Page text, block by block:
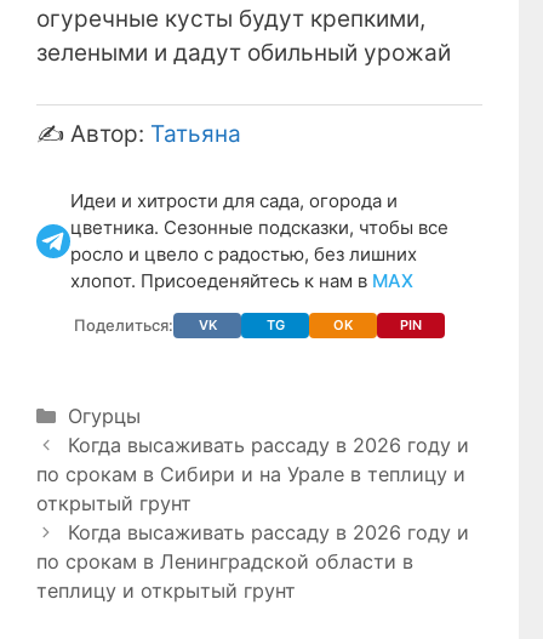
огуречные кусты будут крепкими,
зелеными и дадут обильный урожай
✍️ Автор: Татьяна
Идеи и хитрости для сада, огорода и
цветника. Сезонные подсказки, чтобы все
росло и цвело с радостью, без лишних
хлопот. Присоеденяйтесь к нам в МАХ
Поделиться: VK TG OK PIN
Рубрики
Огурцы
Когда высаживать рассаду в 2026 году и
по срокам в Сибири и на Урале в теплицу и
открытый грунт
Когда высаживать рассаду в 2026 году и
по срокам в Ленинградской области в
теплицу и открытый грунт